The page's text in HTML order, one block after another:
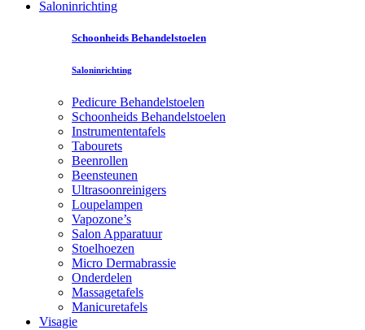
Saloninrichting
Schoonheids Behandelstoelen
Saloninrichting
Pedicure Behandelstoelen
Schoonheids Behandelstoelen
Instrumententafels
Tabourets
Beenrollen
Beensteunen
Ultrasoonreinigers
Loupelampen
Vapozone’s
Salon Apparatuur
Stoelhoezen
Micro Dermabrassie
Onderdelen
Massagetafels
Manicuretafels
Visagie